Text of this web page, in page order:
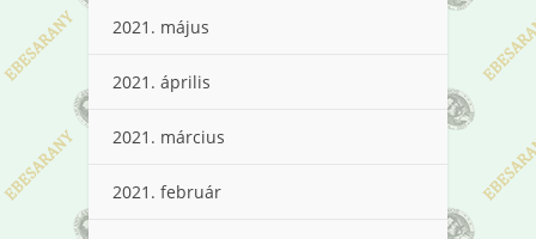
2021. május
2021. április
2021. március
2021. február